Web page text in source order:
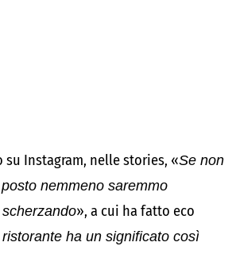
su Instagram, nelle stories, «Se non
nemmeno saremmo
», a cui ha fatto eco
ha un significato così